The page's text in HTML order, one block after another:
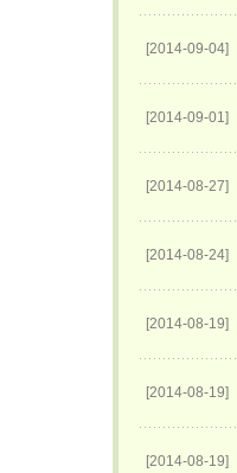
[2014-09-04]
[2014-09-01]
[2014-08-27]
[2014-08-24]
[2014-08-19]
[2014-08-19]
[2014-08-19]